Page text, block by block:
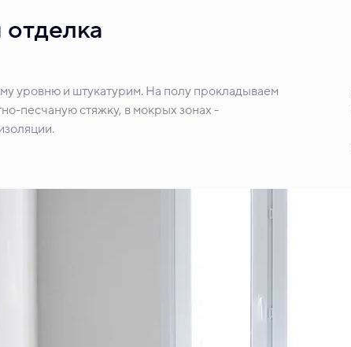
уровню и штукатурим. На полу прокладываем
песчаную стяжку, в мокрых зонах -